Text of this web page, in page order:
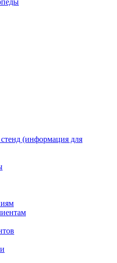
(информация для